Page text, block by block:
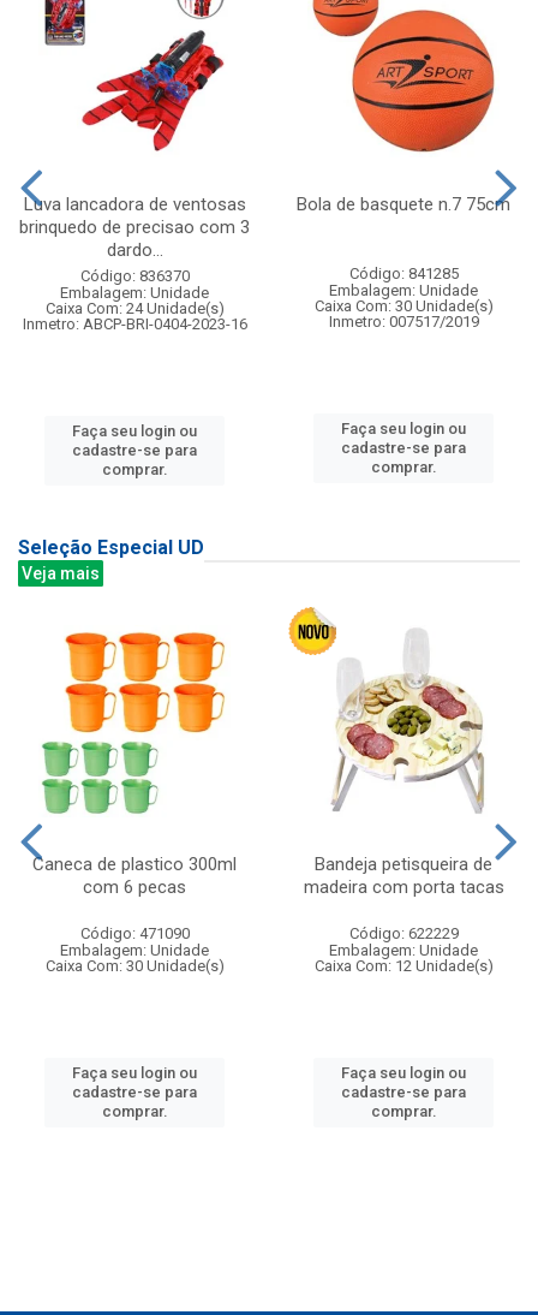
Luva lancadora de ventosas
brinquedo de precisao com 3
dardo...
Código: 836370
Embalagem: Unidade
Caixa Com: 24 Unidade(s)
Inmetro: ABCP-BRI-0404-2023-16
Faça seu login ou
cadastre-se para
comprar.
Bola de basquete n.7 75cm
Código: 841285
Embalagem: Unidade
Caixa Com: 30 Unidade(s)
Inmetro: 007517/2019
Faça seu login ou
cadastre-se para
comprar.
Seleção Especial UD
Veja mais
Caneca de plastico 300ml
com 6 pecas
Código: 471090
Embalagem: Unidade
Caixa Com: 30 Unidade(s)
Faça seu login ou
cadastre-se para
comprar.
Bandeja petisqueira de
madeira com porta tacas
Código: 622229
Embalagem: Unidade
Caixa Com: 12 Unidade(s)
Faça seu login ou
cadastre-se para
comprar.